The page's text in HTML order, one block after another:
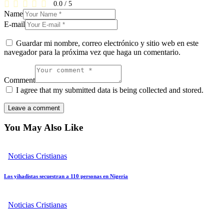
0.0 / 5
Name
E-mail
Guardar mi nombre, correo electrónico y sitio web en este
navegador para la próxima vez que haga un comentario.
Comment
I agree that my submitted data is being collected and stored.
You May Also Like
Noticias Cristianas
Los yihadistas secuestran a 110 personas en Nigeria
Noticias Cristianas